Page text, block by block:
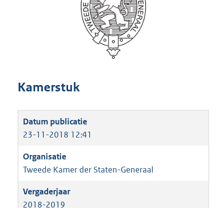
Kamerstuk
23-11-2018 12:41
Tweede Kamer der Staten-Generaal
2018-2019